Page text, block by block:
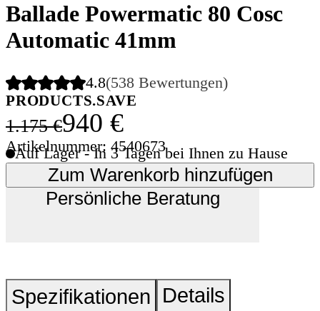
Ballade Powermatic 80 Cosc
Automatic 41mm
4.8(538 Bewertungen)
PRODUCTS.SAVE
1.175 €940 €
Artikelnummer: 4540673
Auf Lager - In 3 Tagen bei Ihnen zu Hause
Zum Warenkorb hinzufügen
Persönliche Beratung
Spezifikationen Details